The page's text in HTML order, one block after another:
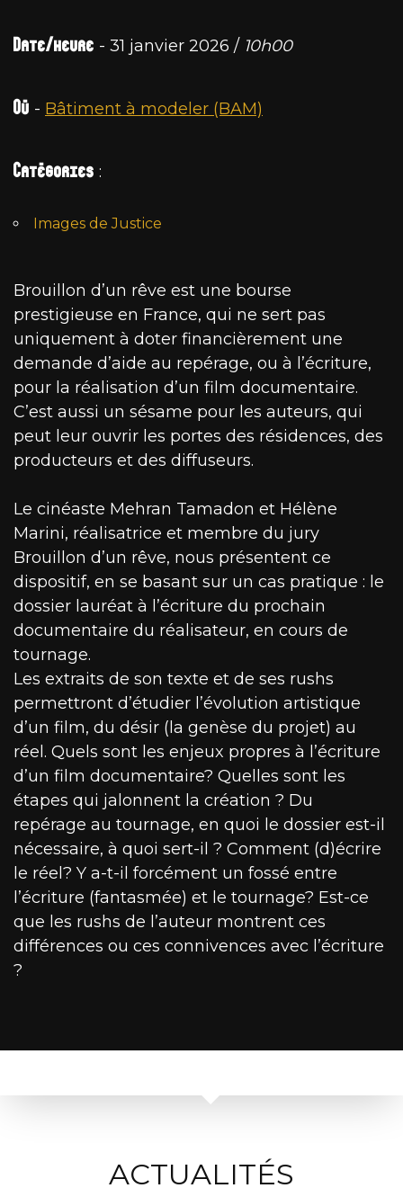
Date/heure - 31 janvier 2026 / 10h00
Où - Bâtiment à modeler (BAM)
Catégories :
Images de Justice
Brouillon d’un rêve est une bourse
prestigieuse en France, qui ne sert pas
uniquement à doter financièrement une
demande d’aide au repérage, ou à l’écriture,
pour la réalisation d’un film documentaire.
C’est aussi un sésame pour les auteurs, qui
peut leur ouvrir les portes des résidences, des
producteurs et des diffuseurs.
Le cinéaste Mehran Tamadon et Hélène
Marini, réalisatrice et membre du jury
Brouillon d’un rêve, nous présentent ce
dispositif, en se basant sur un cas pratique : le
dossier lauréat à l’écriture du prochain
documentaire du réalisateur, en cours de
tournage.
Les extraits de son texte et de ses rushs
permettront d’étudier l’évolution artistique
d’un film, du désir (la genèse du projet) au
réel. Quels sont les enjeux propres à l’écriture
d’un film documentaire? Quelles sont les
étapes qui jalonnent la création ? Du
repérage au tournage, en quoi le dossier est-il
nécessaire, à quoi sert-il ? Comment (d)écrire
le réel? Y a-t-il forcément un fossé entre
l’écriture (fantasmée) et le tournage? Est-ce
que les rushs de l’auteur montrent ces
différences ou ces connivences avec l’écriture
?
ACTUALITÉS